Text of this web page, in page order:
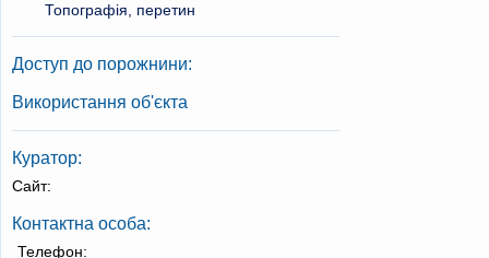
Топографія, перетин
Доступ до порожнини:
Використання об'єкта
Куратор:
Сайт:
Контактна особа:
Телефон: